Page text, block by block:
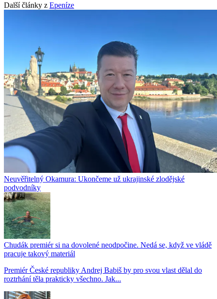
Další články z Epeníze
Neuvěřitelný Okamura: Ukončeme už ukrajinské zlodějské
podvodníky
Chudák premiér si na dovolené neodpočine. Nedá se, když ve vládě
pracuje takový materiál
Premiér České republiky Andrej Babiš by pro svou vlast dělal do
roztrhání těla prakticky všechno. Jak...